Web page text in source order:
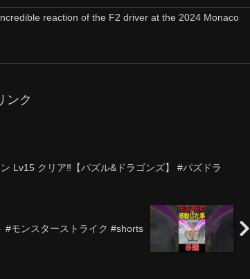
reaction of the F2 driver at the 2024 Monaco
ンク
Lv15 クリア‼️【パズル&ドラゴンズ】 #パズドラ
#モンスターストライク #shorts